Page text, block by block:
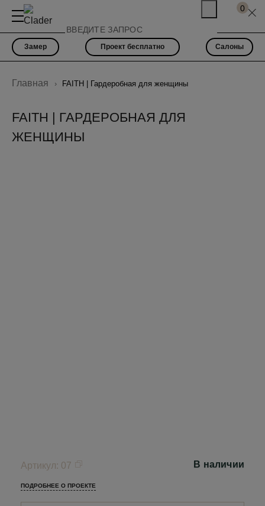
0
Замер Проект бесплатно Салоны
Главная FAITH | Гардеробная для женщины
FAITH | ГАРДЕРОБНАЯ ДЛЯ
ЖЕНЩИНЫ
Артикул: 07 В наличии
ПОДРОБНЕЕ О ПРОЕКТЕ